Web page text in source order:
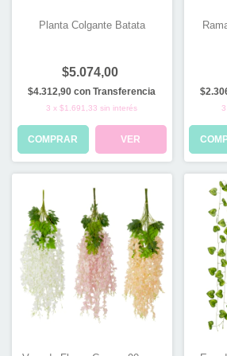
Planta Colgante Batata
$5.074,00
$4.312,90con Transferencia
3 x$1.691,33 sin interés
COMPRAR VER
3